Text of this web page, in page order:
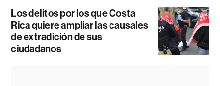
Los delitos por los que Costa
Rica quiere ampliar las causales
de extradición de sus
ciudadanos